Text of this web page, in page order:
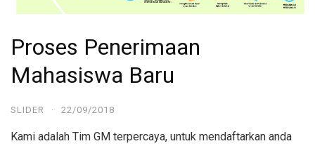
Proses Penerimaan
Mahasiswa Baru
SLIDER · 22/09/2018
Kami adalah Tim GM terpercaya, untuk mendaftarkan anda